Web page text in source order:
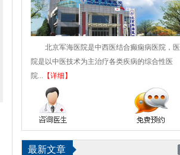
北京军海医院是中西医结合癫痫病医院，医
院是以中医技术为主治疗各类疾病的综合性医
院... 【详细】
最新文章